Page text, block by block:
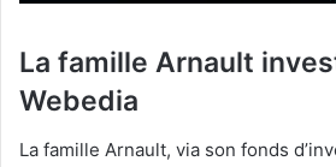
La famille Arnault
Webedia
La famille Arnault, via son fonds